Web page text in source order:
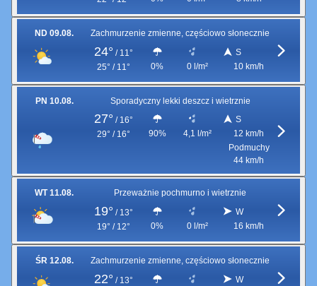
ND 09.08. Zachmurzenie zmienne, częściowo słonecznie
24° / 11°
25° / 11°
0% 0 l/m²
S
10 km/h
PN 10.08. Sporadyczny lekki deszcz i wietrznie
27° / 16°
29° / 16°
90% 4,1 l/m²
S
12 km/h
Podmuchy
44 km/h
WT 11.08. Przeważnie pochmurno i wietrznie
19° / 13°
19° / 12°
0% 0 l/m²
W
16 km/h
ŚR 12.08. Zachmurzenie zmienne, częściowo słonecznie
22° / 13°
W